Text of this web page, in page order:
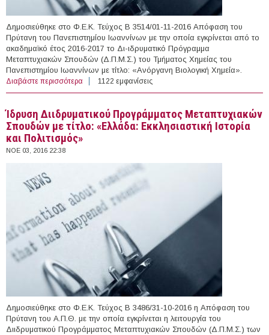
Δημοσιεύθηκε στο Φ.Ε.Κ. Τεύχος Β 3514/01-11-2016 Απόφαση του
Πρύτανη του Πανεπιστημίου Ιωαννίνων με την οποία εγκρίνεται από το
ακαδημαϊκό έτος 2016-2017 το Δι-ιδρυματικό Πρόγραμμα
Μεταπτυχιακών Σπουδών (Δ.Π.Μ.Σ.) του Τμήματος Χημείας του
Πανεπιστημίου Ιωαννίνων με τίτλο: «Ανόργανη Βιολογική Χημεία».
Διαβάστε περισσότερα για Έγκριση Δι-ιδρυματικού Προγράμματος
Μεταπτυχιακών Σπουδών με τίτλο: «Ανόργανη Βιολογική
1122 εμφανίσεις
Ίδρυση Διιδρυματικού Προγράμματος Μεταπτυχιακών
Σπουδών με τίτλο: «Ελλάδα: Εκκλησιαστική Ιστορία
και Πολιτισμός»
ΝΟΕ 03, 2016 22:38
Δημοσιεύθηκε στο Φ.Ε.Κ. Τεύχος Β 3486/31-10-2016 η Απόφαση του
Πρύτανη του Α.Π.Θ. με την οποία εγκρίνεται η λειτουργία του
Διιδρυματικού Προγράμματος Μεταπτυχιακών Σπουδών (Δ.Π.Μ.Σ.) των